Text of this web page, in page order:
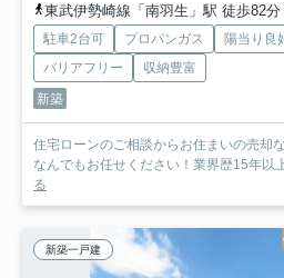
東武伊勢崎線「南羽生」駅 徒歩82分
駐車2台可 プロパンガス 陽当り良
バリアフリー
収納豊富
新築
住宅ローンのご相談からお住まいの売却
なんでもお任せください！業界歴15年以
る
新築一戸建